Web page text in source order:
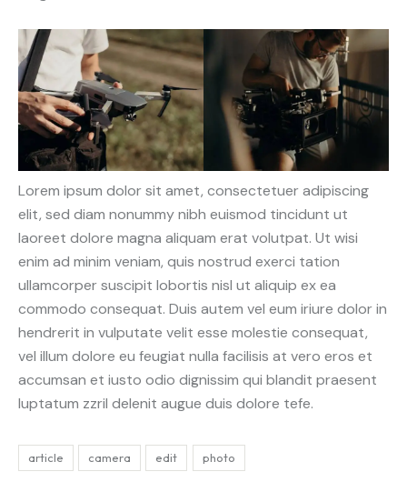
Lorem ipsum dolor sit amet, consectetuer adipiscing
elit, sed diam nonummy nibh euismod tincidunt ut
laoreet dolore magna aliquam erat volutpat. Ut wisi
enim ad minim veniam, quis nostrud exerci tation
ullamcorper suscipit lobortis nisl ut aliquip ex ea
commodo consequat. Duis autem vel eum iriure dolor in
hendrerit in vulputate velit esse molestie consequat,
vel illum dolore eu feugiat nulla facilisis at vero eros et
accumsan et iusto odio dignissim qui blandit praesent
luptatum zzril delenit augue duis dolore tefe.
article camera edit photo